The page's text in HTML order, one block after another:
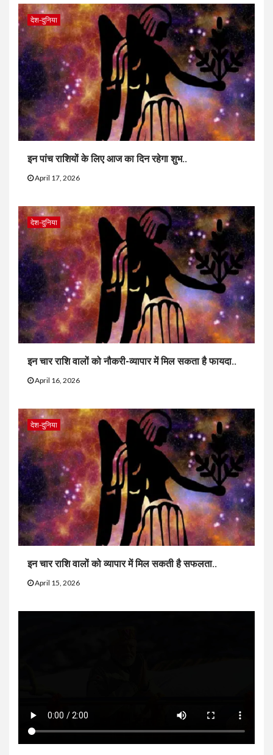
देश-दुनिया
इन पांच राशियों के लिए आज का दिन रहेगा शुभ..
April 17, 2026
देश-दुनिया
इन चार राशि वालों को नौकरी-व्यापार में मिल सकता है फायदा..
April 16, 2026
देश-दुनिया
इन चार राशि वालों को व्यापार में मिल सकती है सफलता..
April 15, 2026